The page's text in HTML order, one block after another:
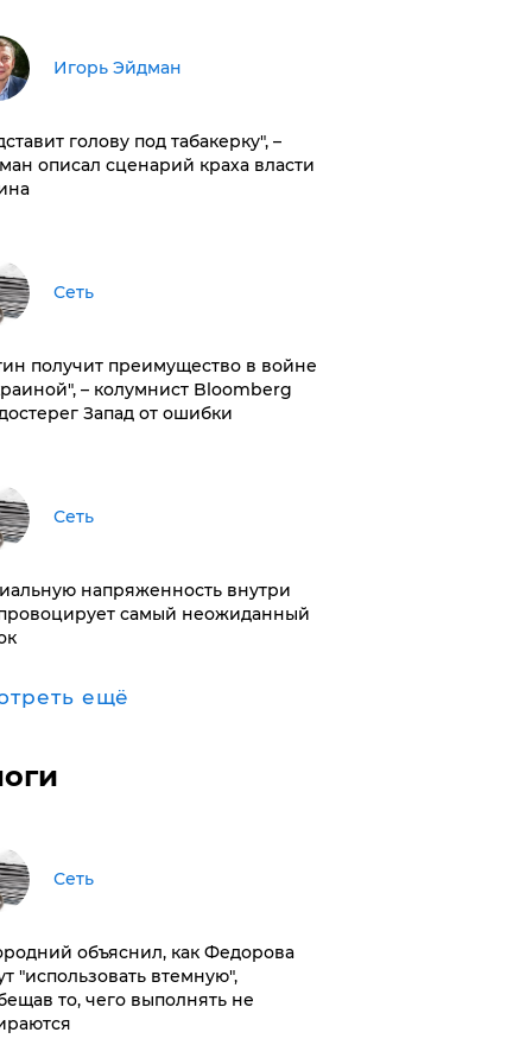
Игорь Эйдман
голову под табакерку", –
описал сценарий краха власти
Сеть
получит преимущество в войне
– колумнист Bloomberg
Запад от ошибки
Сеть
напряженность внутри
самый неожиданный
ещё
Сеть
объяснил, как Федорова
"использовать втемную",
то, чего выполнять не